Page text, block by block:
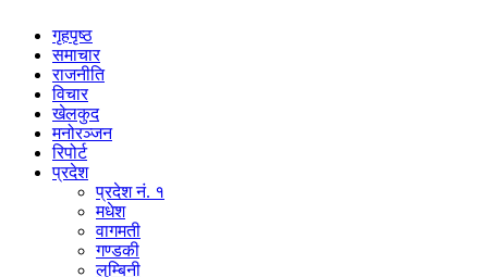
गृहपृष्ठ
समाचार
राजनीति
विचार
खेलकुद
मनोरञ्जन
रिपोर्ट
प्रदेश
प्रदेश नं. १
मधेश
वागमती
गण्डकी
लुम्बिनी